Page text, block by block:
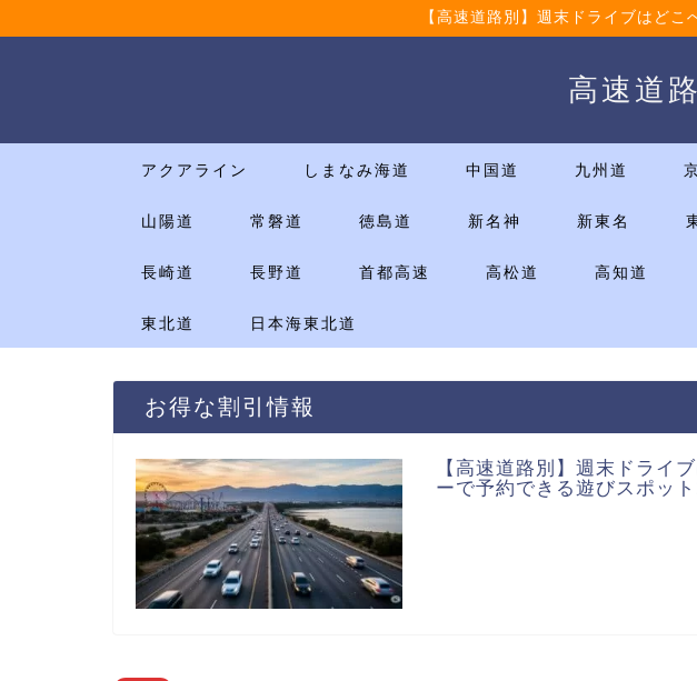
【高速道路別】週末ドライブはど
高速道
アクアライン しまなみ海道 中国道 九州道
山陽道 常磐道 徳島道 新名神 新東名
長崎道 長野道 首都高速 高松道 高知道
東北道 日本海東北道
お得な割引情報
【高速道路別】週末ドライ
ーで予約できる遊びスポッ